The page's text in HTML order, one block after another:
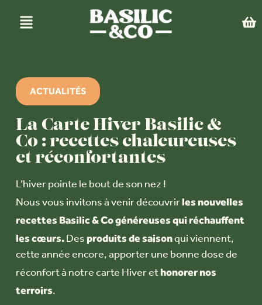
ACTUALITÉS
La Carte Hiver Basilic &
Co : recettes chaleureuses
et réconfortantes
L’hiver pointe le bout de son nez !
Nous vous invitons à venir découvrirles nouvelles
recettes Basilic & Co généreuses qui réchauffent
les cœurs.Des produits de saisonqui viennent,
cette année encore, apporter une bonne dose de
réconfort à notre carte Hiver ethonorer nos
terroirs.